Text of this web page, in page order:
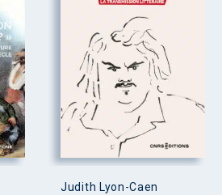
Judith Lyon-Caen